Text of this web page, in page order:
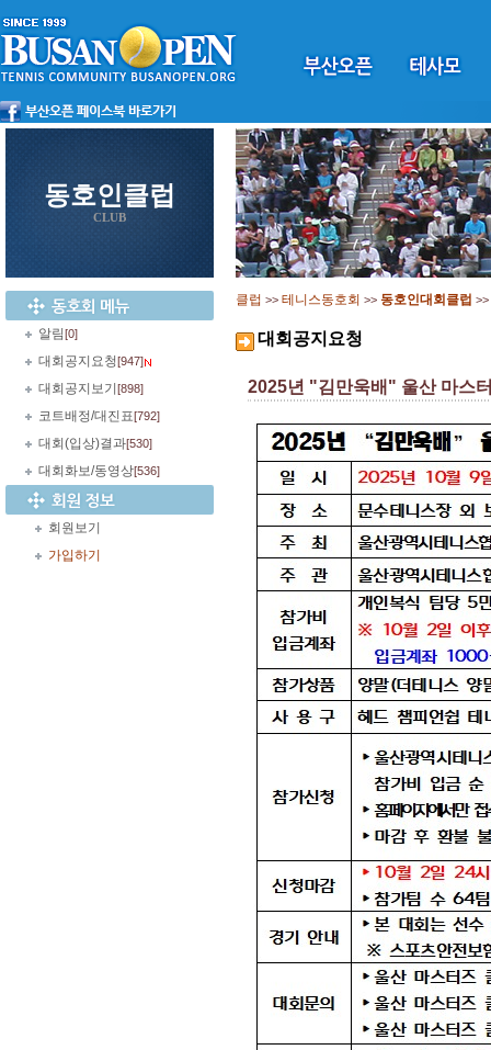
동호인클럽
CLUB
알림[0]
대회공지요청[947]
대회공지보기 [898]
코트배정/대진표[792]
대회(입상)결과[530]
대회화보/동영상[536]
회원보기
가입하기
클럽 >> 테니스동호회 >> 동호인대회클럽 >>
대회공지요청
2025년 "김만욱배" 울산 마스